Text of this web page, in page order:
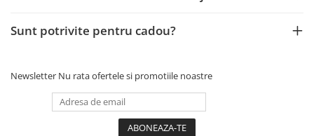
Sunt potrivite pentru cadou?
Newsletter Nu rata ofertele si promotiile noastre